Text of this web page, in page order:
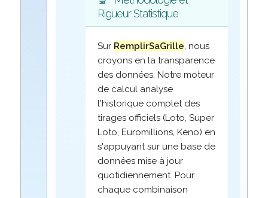
Rigueur Statistique
Sur RemplirSaGrille, nous
croyons en la transparence
des données. Notre moteur
de calcul analyse
l'historique complet des
tirages officiels (Loto, Super
Loto, Euromillions, Keno) en
s'appuyant sur une base de
données mise à jour
quotidiennement. Pour
chaque combinaison